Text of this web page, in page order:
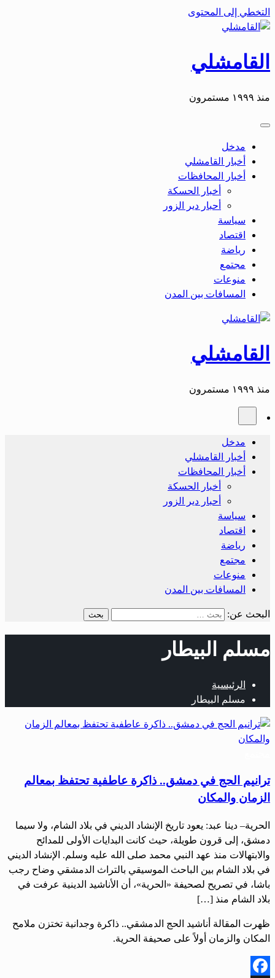
التخطي إلى المحتوى
القامشلي
منذ ١٩٩٩ مستمرون
مدخل
أخبار القامشلي
أخبار المحافظات
أخبار الحسكة
أحبار دير الزور
سياسة
اقتصاد
رياضة
مجتمع
منوعات
المسافات بين المدن
القامشلي
منذ ١٩٩٩ مستمرون
مدخل
أخبار القامشلي
أخبار المحافظات
أخبار الحسكة
أحبار دير الزور
سياسة
اقتصاد
رياضة
مجتمع
منوعات
المسافات بين المدن
البحث عن:
مسلم البيطار
الرئيسية
مسلم البيطار
ترانيم الحج في دمشق.. ذاكرة عاطفية تحتفظ بمعالم
الزمان والمكان
الحرية– دينا عبد: يعود تاريخ الإنشاد الديني في بلاد الشام، ولا سيما
دمشق، إلى قرون طويلة، حيث كانت البدايات الأولى للمدائح
والابتهالات منذ عهد النبي محمد صلى الله عليه وسلم. الإنشاد الديني
في بلاد الشام بين الباحث الموسيقي بالتراث الدمشقي وضاح رجب
باشا، في تصريح لصحيفة «الحرية»، أن الأناشيد الدينية عرفت في
بلاد الشام منذ […]
ظهرت المقالة أناشيد الحج الدمشقي.. ذاكرة وجدانية تختزن ملامح
المكان والزمان أولاً على صحيفة الحرية.